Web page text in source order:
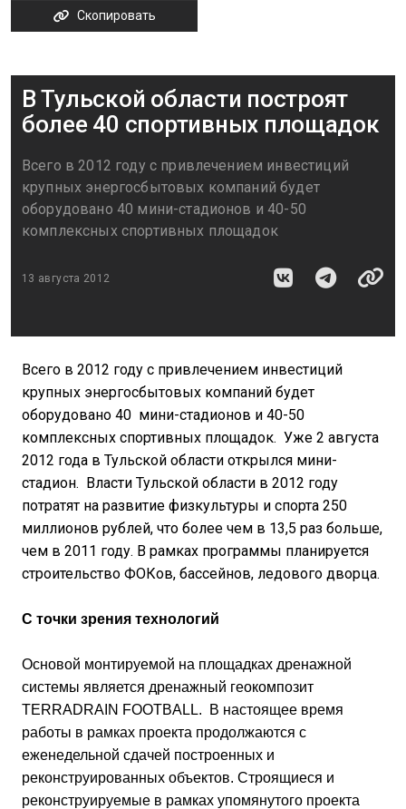
Скопировать
В Тульской области построят
более 40 спортивных площадок
Всего в 2012 году с привлечением инвестиций
крупных энергосбытовых компаний будет
оборудовано 40 мини-стадионов и 40-50
комплексных спортивных площадок
13 августа 2012
Всего в 2012 году с привлечением инвестиций
крупных энергосбытовых компаний будет
оборудовано 40 мини-стадионов и 40-50
комплексных спортивных площадок. Уже 2 августа
2012 года в Тульской области открылся мини-
стадион. Власти Тульской области в 2012 году
потратят на развитие физкультуры и спорта 250
миллионов рублей, что более чем в 13,5 раз больше,
чем в 2011 году. В рамках программы планируется
строительство ФОКов, бассейнов, ледового дворца.
С точки зрения технологий
Основой монтируемой на площадках дренажной
системы является дренажный геокомпозит
TERRADRAIN FOOTBALL. В настоящее время
работы в рамках проекта продолжаются с
еженедельной сдачей построенных и
реконструированных объектов. Строящиеся и
реконструируемые в рамках упомянутого проекта